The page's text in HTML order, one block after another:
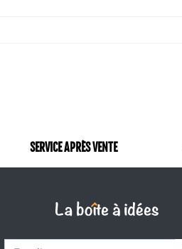
SERVICE APRÈS VENTE